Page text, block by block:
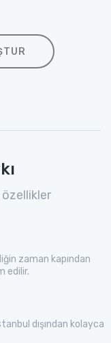
özellikler
zaman kapından
edilir.
dışından kolayca